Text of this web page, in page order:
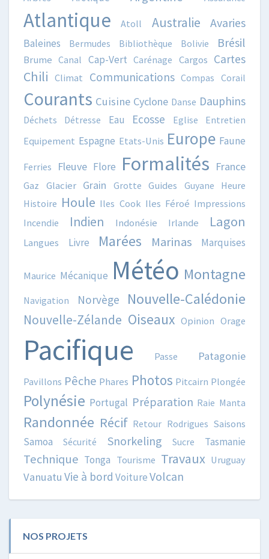
Atlantique Atoll Australie Avaries
Baleines Bermudes Bibliothèque Bolivie Brésil
Brume Canal Cap-Vert Carénage Cargos Cartes
Chili Climat Communications Compas Corail
Courants Cuisine Cyclone Danse Dauphins
Déchets Détresse Eau Ecosse Eglise
Entretien
Equipement Espagne Etats-Unis Europe Faune
Ferries Fleuve Flore Formalités France
Gaz Glacier Grain Grotte Guides Guyane
Heure
Histoire Houle Iles Cook Iles Féroé Impressions
Incendie
Indien Indonésie Irlande Lagon
Langues Livre Marées Marinas Marquises
Maurice Mécanique Météo Montagne
Navigation Norvège Nouvelle-Calédonie
Nouvelle-Zélande Oiseaux Opinion Orage
Pacifique Passe Patagonie
Pavillons Pêche Phares Photos Pitcairn Plongée
Polynésie Portugal Préparation Raie Manta
Randonnée Récif Retour Rodrigues Saisons
Samoa Sécurité Snorkeling Sucre Tasmanie
Technique Tonga Tourisme Travaux Uruguay
Vanuatu Vie à bord VoitureVolcan
NOS PROJETS